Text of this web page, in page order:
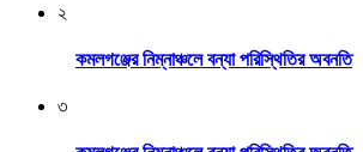
২
কমলগঞ্জের নিম্নাঞ্চলে বন্যা পরিস্থিতির অবনতি
৩